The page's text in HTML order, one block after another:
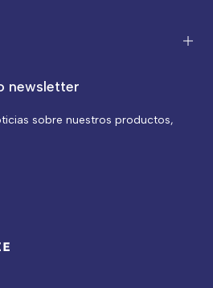
newsletter
sobre nuestros productos,